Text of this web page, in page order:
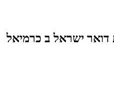
דואר ישראל ב כרמיאל